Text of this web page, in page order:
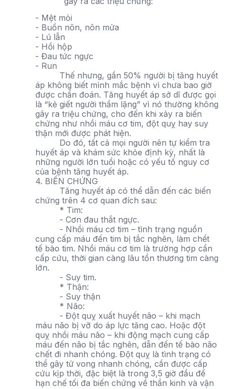
- Mệt mỏi
- Buồn nôn, nôn mửa
- Lú lẫn
- Hồi hộp
- Đau tức ngực
- Run
Thế nhưng, gần 50% người bị tăng huyết
áp không biết mình mắc bệnh vì chưa bao giờ
được chẩn đoán. Tăng huyết áp sở dĩ được gọi
là “kẻ giết người thầm lặng” vì nó thường không
gây ra triệu chứng, cho đến khi xảy ra biến
chứng như nhồi máu cơ tim, đột quỵ hay suy
thận mới được phát hiện.
Do đó, tất cả mọi người nên tự kiểm tra
huyết áp và khám sức khỏe định kỳ, nhất là
những người lớn tuổi hoặc có yếu tố nguy cơ
của bệnh tăng huyết áp.
4. BIẾN CHỨNG
Tăng huyết áp có thể dẫn đến các biến
chứng trên 4 cơ quan đích sau:
* Tim:
- Cơn đau thắt ngực.
- Nhồi máu cơ tim – tình trạng nguồn
cung cấp máu đến tim bị tắc nghẽn, làm chết
tế bào tim. Nhồi máu cơ tim là trường hợp cần
cấp cứu, thời gian càng lâu tổn thương tim càng
lớn.
- Suy tim.
* Thận:
- Suy thận
* Não:
- Đột quỵ xuất huyết não – khi mạch
máu não bị vỡ do áp lực tăng cao. Hoặc đột
quỵ nhồi máu não – khi động mạch cung cấp
máu đến não bị tắc nghẽn, dẫn đến tế bào não
chết đi nhanh chóng. Đột quỵ là tình trạng có
thể gây tử vong nhanh chóng, cần được cấp
cứu kịp thời, đặc biệt là trong 3,5 giờ đầu để
hạn chế tối đa biến chứng về thần kinh và vận